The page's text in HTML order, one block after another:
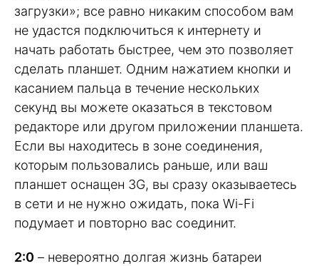
загрузки»; все равно никаким способом вам
не удастся подключиться к интернету и
начать работать быстрее, чем это позволяет
сделать планшет. Одним нажатием кнопки и
касанием пальца в течение нескольких
секунд вы можете оказаться в текстовом
редакторе или другом приложении планшета.
Если вы находитесь в зоне соединения,
которым пользовались раньше, или ваш
планшет оснащен 3G, вы сразу оказываетесь
в сети и не нужно ожидать, пока Wi-Fi
подумает и повторно вас соединит.
2:0 – невероятно долгая жизнь батареи